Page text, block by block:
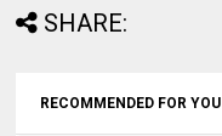
SHARE:
RECOMMENDED FOR YOU